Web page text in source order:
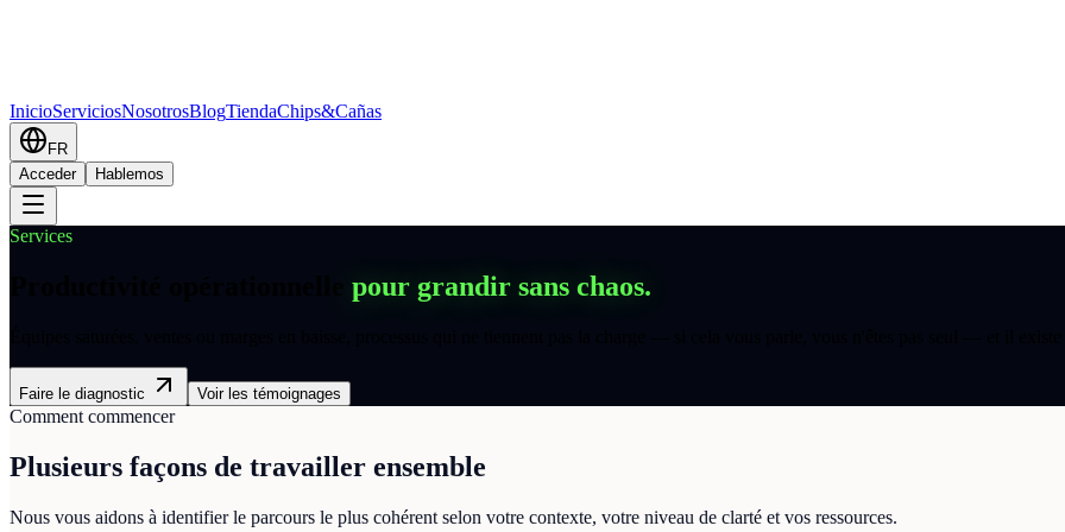
InicioServiciosNosotrosBlogTiendaChips&Cañas
FR
Acceder
Hablemos
Services
pour grandir sans chaos.
Faire le diagnostic Voir les témoignages
Comment commencer
Plusieurs façons de travailler ensemble
Nous vous aidons à identifier le parcours le plus cohérent selon votre contexte, votre niveau de clarté et vos ressources.